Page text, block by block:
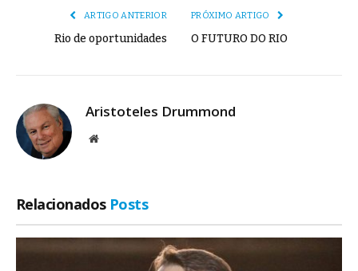
ARTIGO ANTERIOR
Rio de oportunidades
PRÓXIMO ARTIGO
O FUTURO DO RIO
Aristoteles Drummond
Site
Relacionados Posts